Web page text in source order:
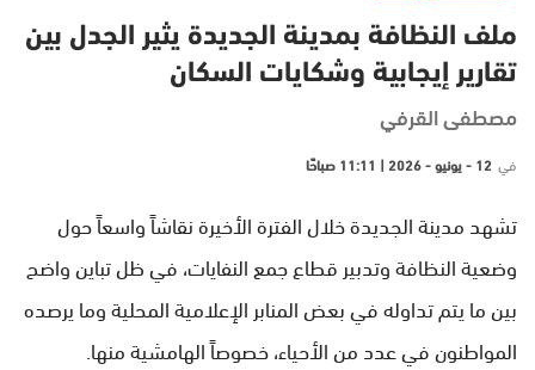
ملف النظافة بمدينة الجديدة يثير الجدل بين
تقارير إيجابية وشكايات السكان
مصطفى القرفي
في 12 - يونيو - 2026 | 11:11 صباحًا
تشهد مدينة الجديدة خلال الفترة الأخيرة نقاشاً واسعاً حول
وضعية النظافة وتدبير قطاع جمع النفايات، في ظل تباين واضح
بين ما يتم تداوله في بعض المنابر الإعلامية المحلية وما يرصده
المواطنون في عدد من الأحياء، خصوصاً الهامشية منها.